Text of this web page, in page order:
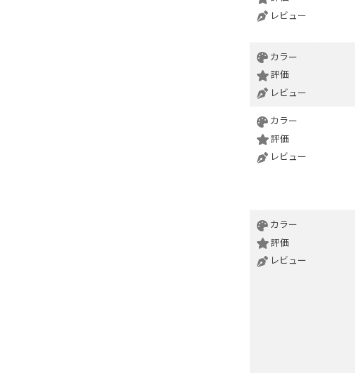
レビュー
カラー
評価
レビュー
カラー
評価
レビュー
カラー
評価
レビュー